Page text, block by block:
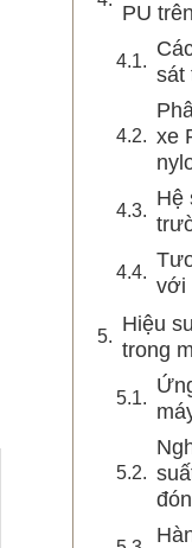
PU
sát
xe
Hệ
với
Hiệu
trong